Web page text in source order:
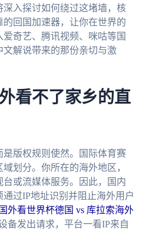
入探讨如何绕过这堵墙，核
回国加速器，让你在世界的
奇艺、腾讯视频、咪咕等国
解说带来的那份亲切与激
看不了家乡的直
版权规则使然。国际体育赛
划分。你所在的海外地区，
或流媒体服务。因此，国内
过IP地址识别并阻止海外用户
外看世界杯德国 vs 库拉索海外
备发出请求，平台一看IP来自